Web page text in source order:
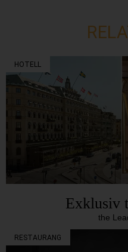
HOTELL
Exklusiv
the
RESTAURANG